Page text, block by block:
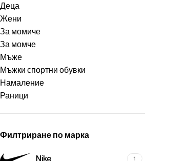
Деца
Жени
За момиче
За момче
Мъже
Мъжки спортни обувки
Намаление
Раници
Филтриране по марка
Nike 1